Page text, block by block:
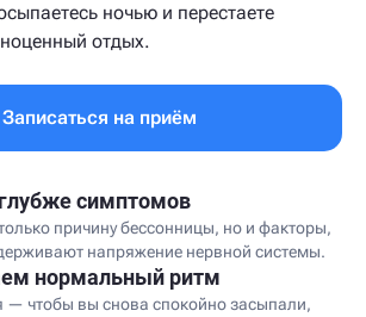
ночью и перестаете
отдых.
Записаться на приём
симптомов
причину бессонницы, но и факторы,
напряжение нервной системы.
нормальный ритм
— чтобы вы снова спокойно засыпали,